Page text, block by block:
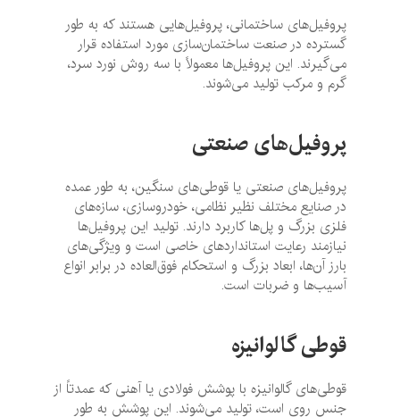
پروفیل‌های ساختمانی، پروفیل‌هایی هستند که به طور
گسترده در صنعت ساختمان‌سازی مورد استفاده قرار
می‌گیرند. این پروفیل‌ها معمولاً با سه روش نورد سرد،
گرم و مرکب تولید می‌شوند.
پروفیل‌های صنعتی
پروفیل‌های صنعتی یا قوطی‌های سنگین، به طور عمده
در صنایع مختلف نظیر نظامی، خودروسازی، سازه‌های
فلزی بزرگ و پل‌ها کاربرد دارند. تولید این پروفیل‌ها
نیازمند رعایت استانداردهای خاصی است و ویژگی‌های
بارز آن‌ها، ابعاد بزرگ و استحکام فوق‌العاده در برابر انواع
آسیب‌ها و ضربات است.
قوطی گالوانیزه
قوطی‌های گالوانیزه با پوشش فولادی یا آهنی که عمدتاً از
جنس روی است، تولید می‌شوند. این پوشش به طور